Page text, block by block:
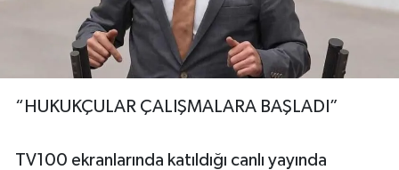
“HUKUKÇULAR ÇALIŞMALARA BAŞLADI”
TV100 ekranlarında katıldığı canlı yayında